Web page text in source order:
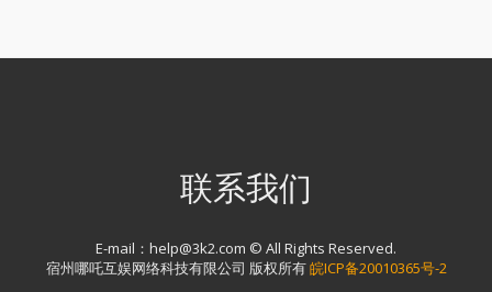
联系我们
E-mail：help@3k2.com © All Rights Reserved.
宿州哪吒互娱网络科技有限公司 版权所有皖ICP备20010365号-2